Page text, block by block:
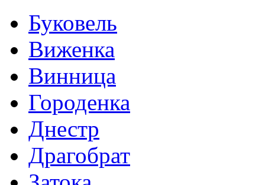
Буковель
Виженка
Винница
Городенка
Днестр
Драгобрат